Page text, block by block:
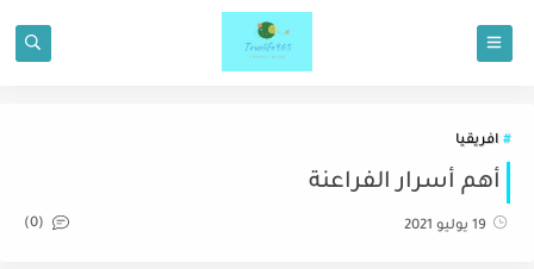
افريقيا
أهم أسرار الفراعنة
19 يوليو 2021 (0)